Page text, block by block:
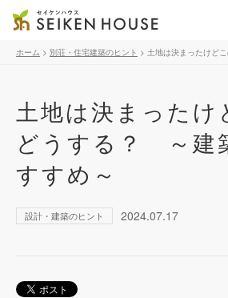
ホーム > 別荘・住宅建築のヒント > 土地は決まったけど
土地は決まったけ
どうする？ ～建
すすめ～
設計・建築のヒント 2024.07.17